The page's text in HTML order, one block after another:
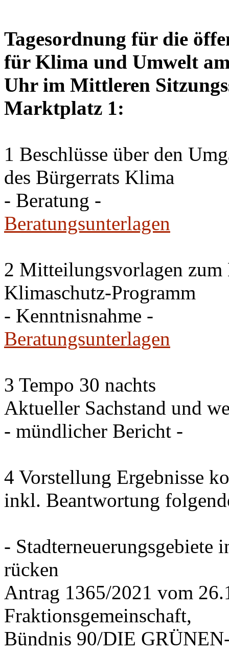
Tagesordnung für die
für Klima und Umwelt
Uhr im Mittleren
Marktplatz 1:
1 Beschlüsse über den
des Bürgerrats Klima
- Beratung -
Beratungsunterlagen
2 Mitteilungsvorlagen zum
Klimaschutz-Programm
- Kenntnisnahme -
Beratungsunterlagen
3 Tempo 30 nachts
Aktueller Sachstand und
- mündlicher Bericht -
4 Vorstellung Ergebnisse
inkl. Beantwortung
- Stadterneuerungsgebiete
rücken
Antrag 1365/2021 vom
Fraktionsgemeinschaft,
Bündnis 90/DIE